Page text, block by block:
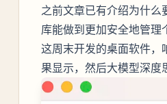
之前文章已有介绍为什
库能做到更加安全地管理
这周末开发的桌面软件，
果显示，然后大模型深度